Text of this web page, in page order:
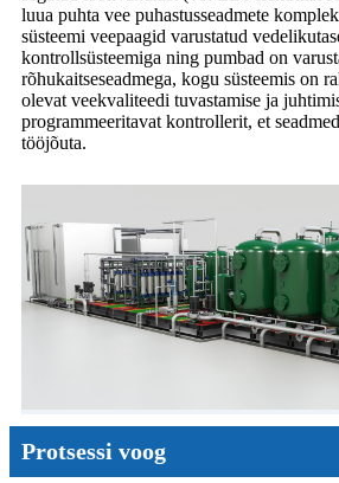
luua puhta vee puhastusseadmete
süsteemi veepaagid varustatud
kontrollsüsteemiga ning pumbad on
rõhukaitseseadmega, kogu süsteemis on
olevat veekvaliteedi tuvastamise ja
programmeeritavat kontrollerit, et
tööjõuta.
Protsessi voog